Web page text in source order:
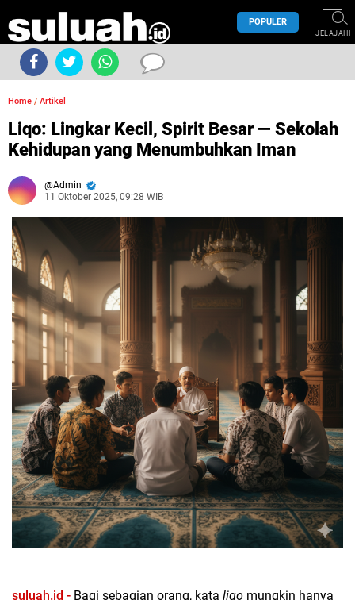
POPULER
JELAJAHI
Home / Artikel
Liqo: Lingkar Kecil, Spirit Besar — Sekolah
Kehidupan yang Menumbuhkan Iman
Admin
11 Oktober 2025, 09:28 WIB
suluah.id - Bagi sebagian orang, kata liqo mungkin hanya